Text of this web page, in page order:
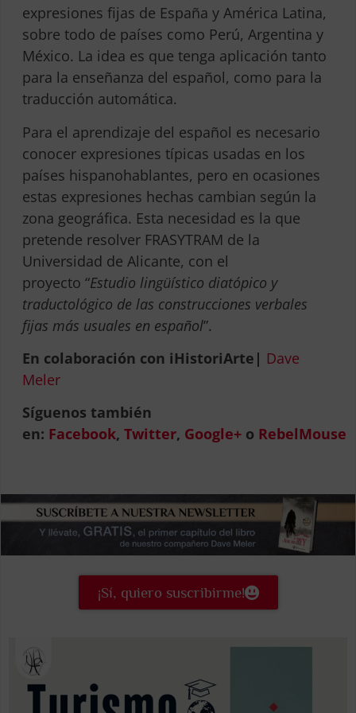
expresiones fijas de España y América Latina,
sobre todo de países como Perú, Argentina y
México. La idea es que tenga aplicación tanto
para la enseñanza del español, como para la
traducción automática.
Para el aprendizaje del español es necesario
conocer expresiones típicas usadas en los
países hispanohablantes, pero en ocasiones
estas expresiones hechas cambian según la
zona geográfica. Esta necesidad es la que
pretende resolver FRASYTRAM de la
Universidad de Alicante, con el
proyecto “Estudio lingüístico diatópico y
traductológico de las construcciones verbales
fijas más usuales en español”.
En colaboración con iHistoriArte| Dave
Meler
Síguenos también
en: Facebook, Twitter, Google+o RebelMouse
¡Sí, quiero suscribirme!